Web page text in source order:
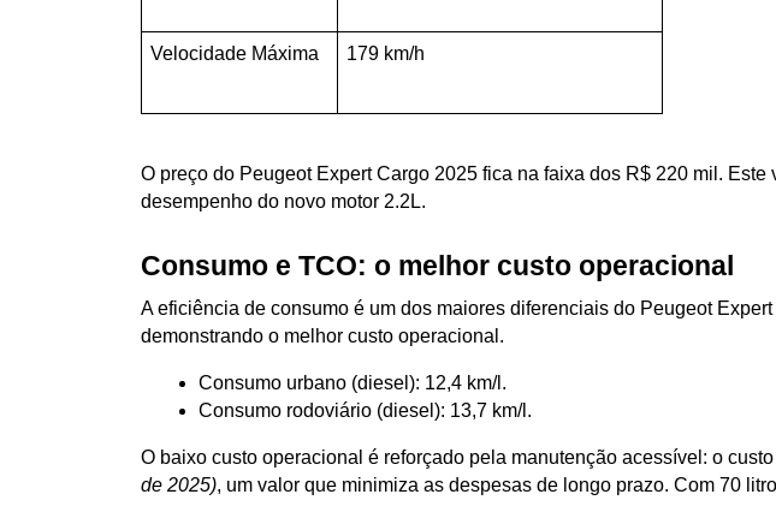
Velocidade Máxima 179 km/h
O preço do Peugeot Expert Cargo 2025 fica na faixa dos R$ 220 mil.
desempenho do novo motor 2.2L.
Consumo e TCO: o melhor custo operacional
A eficiência de consumo é um dos maiores diferenciais do Peugeot
demonstrando o melhor custo operacional.
Consumo urbano (diesel): 12,4 km/l.
Consumo rodoviário (diesel): 13,7 km/l.
O baixo custo operacional é reforçado pela manutenção acessível: o
de 2025), um valor que minimiza as despesas de longo prazo. Com 70